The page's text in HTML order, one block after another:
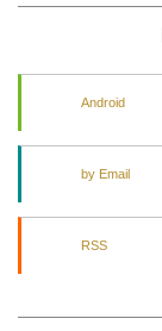
Android
by Email
RSS